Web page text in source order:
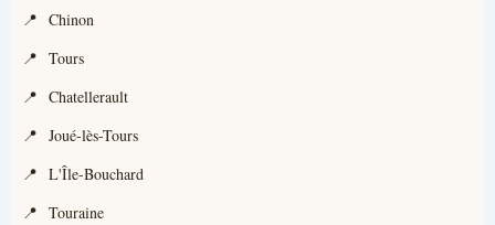
Chinon
Tours
Chatellerault
Joué-lès-Tours
L'Île-Bouchard
Touraine